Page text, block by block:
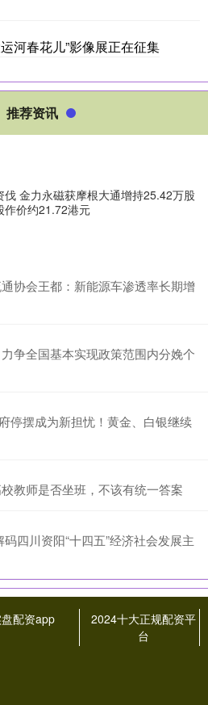
河春花儿”影像展正在征集
推荐资讯
伐 金力永磁获摩根大通增持25.42万股
作价约21.72港元
协会王都：新能源车渗透率长期增
争全国基本实现政策范围内分娩个
停摆成为新担忧！黄金、白银继续
教师是否坐班，不该有统一答案
四川资阳“十四五”经济社会发展主
配资app
2024十大正规配资平
台